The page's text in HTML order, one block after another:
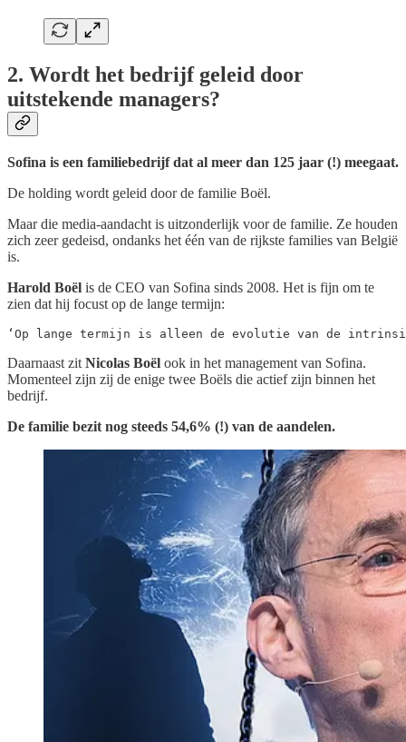
2. Wordt het bedrijf geleid door
uitstekende managers?
Sofina is een familiebedrijf dat al meer dan 125 jaar (!) meegaat.
De holding wordt geleid door de familie Boël.
Maar die media-aandacht is uitzonderlijk voor de familie. Ze houden
zich zeer gedeisd, ondanks het één van de rijkste families van België
is.
Harold Boël is de CEO van Sofina sinds 2008. Het is fijn om te
zien dat hij focust op de lange termijn:
‘Op lange termijn is alleen de evolutie van de
Daarnaast zit Nicolas Boël ook in het management van Sofina.
Momenteel zijn zij de enige twee Boëls die actief zijn binnen het
bedrijf.
De familie bezit nog steeds 54,6% (!) van de aandelen.